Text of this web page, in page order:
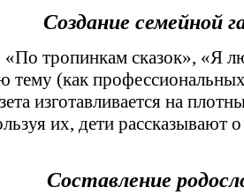
Создание семейной
«По тропинкам сказок»,
тему (как
изготавливается на
их, дети рассказывают
Составление